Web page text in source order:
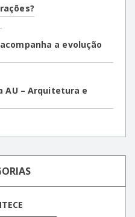
a evolução
AU – Arquitetura e